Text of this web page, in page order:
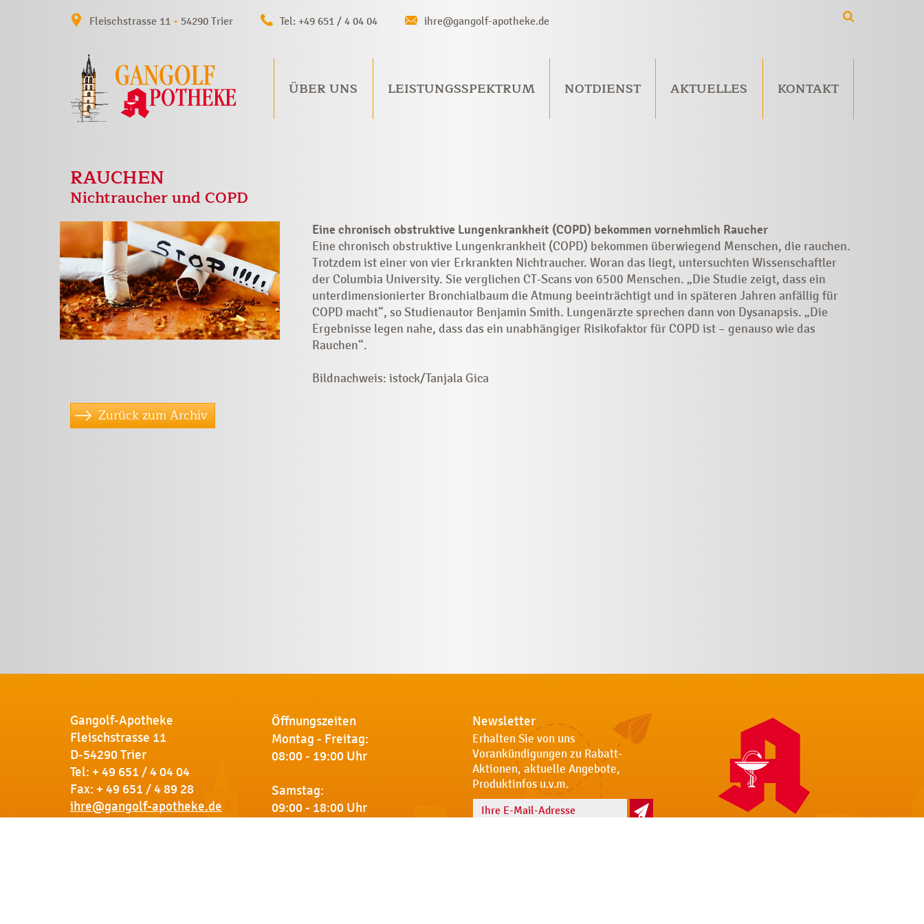
Fleischstrasse 11 • 54290 Trier Tel: +49 651 / 4 04 04 ihre@gangolf-apotheke.de
ÜBER UNS LEISTUNGSSPEKTRUM NOTDIENST AKTUELLES KONTAKT
RAUCHEN
Nichtraucher und COPD
Eine chronisch obstruktive Lungenkrankheit (COPD) bekommen vornehmlich Raucher
Eine chronisch obstruktive Lungenkrankheit (COPD) bekommen überwiegend Menschen, die rauchen.
Trotzdem ist einer von vier Erkrankten Nichtraucher. Woran das liegt, untersuchten Wissenschaftler
der Columbia University. Sie verglichen CT-Scans von 6500 Menschen. „Die Studie zeigt, dass ein
unterdimensionierter Bronchialbaum die Atmung beeinträchtigt und in späteren Jahren anfällig für
COPD macht“, so Studienautor Benjamin Smith. Lungenärzte sprechen dann von Dysanapsis. „Die
Ergebnisse legen nahe, dass das ein unabhängiger Risikofaktor für COPD ist – genauso wie das
Rauchen“.
Bildnachweis: istock/Tanjala Gica
Zurück zum Archiv
Gangolf-Apotheke
Fleischstrasse 11
D-54290 Trier
Tel: + 49 651 / 4 04 04
Fax: + 49 651 / 4 89 28
ihre@gangolf-apotheke.de
Öffnungszeiten
Montag - Freitag:
08:00 - 19:00 Uhr
Samstag:
09:00 - 18:00 Uhr
Newsletter
Erhalten Sie von uns
Vorankündigungen zu Rabatt-
Aktionen, aktuelle Angebote,
Produktinfos u.v.m.
Name